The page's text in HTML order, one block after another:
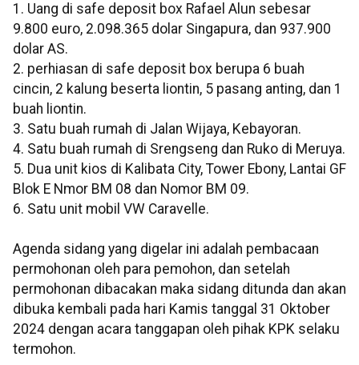
1. Uang di safe deposit box Rafael Alun sebesar
9.800 euro, 2.098.365 dolar Singapura, dan 937.900
dolar AS.
2. perhiasan di safe deposit box berupa 6 buah
cincin, 2 kalung beserta liontin, 5 pasang anting, dan 1
buah liontin.
3. Satu buah rumah di Jalan Wijaya, Kebayoran.
4. Satu buah rumah di Srengseng dan Ruko di Meruya.
5. Dua unit kios di Kalibata City, Tower Ebony, Lantai GF
Blok E Nmor BM 08 dan Nomor BM 09.
6. Satu unit mobil VW Caravelle.
Agenda sidang yang digelar ini adalah pembacaan
permohonan oleh para pemohon, dan setelah
permohonan dibacakan maka sidang ditunda dan akan
dibuka kembali pada hari Kamis tanggal 31 Oktober
2024 dengan acara tanggapan oleh pihak KPK selaku
termohon.